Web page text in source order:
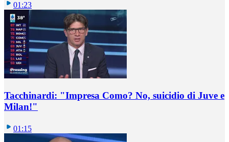
01:23
Tacchinardi: "Impresa Como? No, suicidio di Juve e
Milan!"
01:15